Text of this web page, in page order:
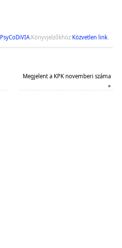
PsyCoDiVIA.Könyvjelzőkhöz Közvetlen link.
Megjelent a KPK novemberi száma
»